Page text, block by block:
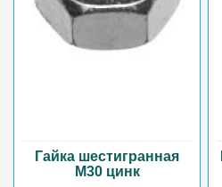
Гайка шестигранная
М30 цинк